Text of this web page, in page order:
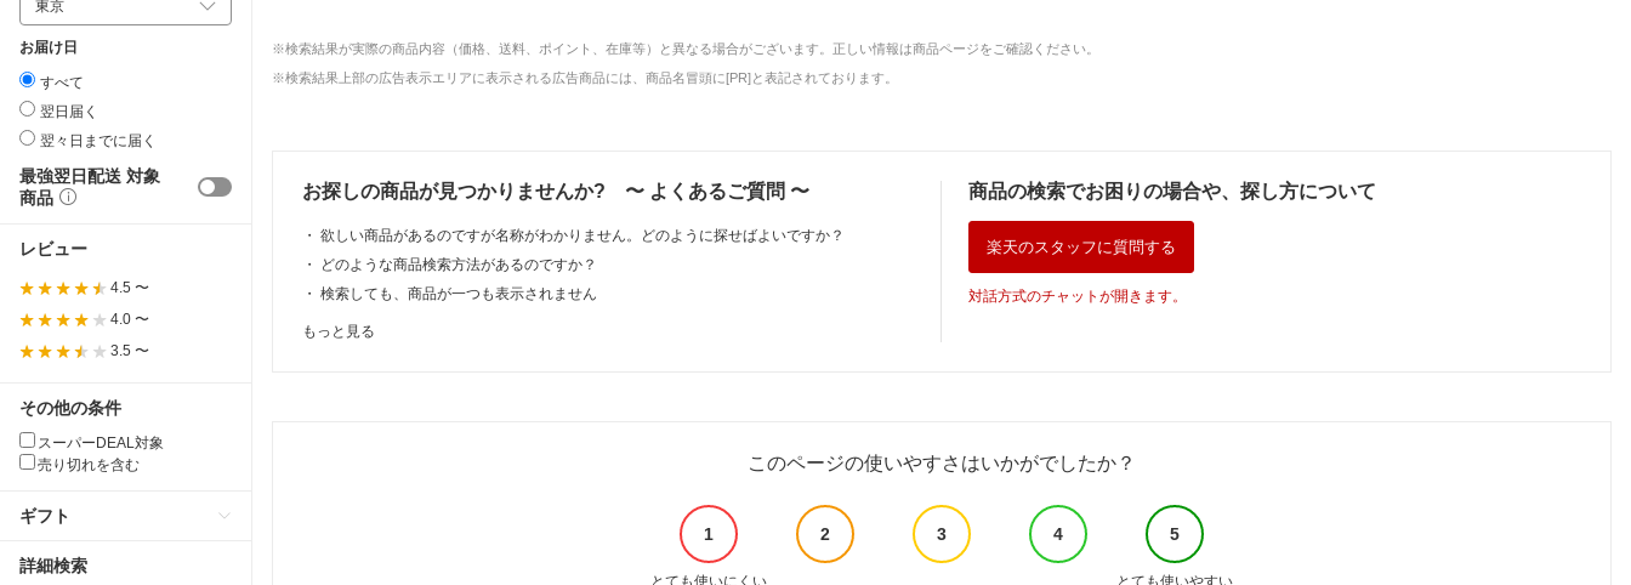
お届け日
すべて
翌日届く
翌々日までに届く
最強翌日配送 対象
商品
レビュー
4.5 〜
4.0 〜
3.5 〜
その他の条件
スーパーDEAL対象
売り切れを含む
ギフト
詳細検索
※検索結果が実際の商品内容（価格、送料、ポイント、在庫等）と異なる場合がございます。正しい情報は商品ページをご確認ください。
※検索結果上部の広告表示エリアに表示される広告商品には、商品名冒頭に[PR]と表記されております。
お探しの商品が見つかりませんか? 〜 よくあるご質問 〜
・ 欲しい商品があるのですが名称がわかりません。どのように探せばよいですか？
・
どのような商品検索方法があるのですか？
・ 検索しても、商品が一つも表示されません
もっと見る
商品の検索でお困りの場合や、探し方について
楽天のスタッフに質問する
対話方式のチャットが開きます。
このページの使いやすさはいかがでしたか？
1 2 3 4 5
とても使いにくい とても使いやすい